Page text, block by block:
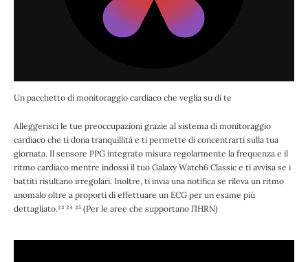
Un pacchetto di monitoraggio cardiaco che veglia su di te
Alleggerisci le tue preoccupazioni grazie al sistema di monitoraggio
cardiaco che ti dona tranquillità e ti permette di concentrarti sulla tua
giornata. Il sensore PPG integrato misura regolarmente la frequenza e il
ritmo cardiaco mentre indossi il tuo Galaxy Watch6 Classic e ti avvisa se i
battiti risultano irregolari. Inoltre, ti invia una notifica se rileva un ritmo
anomalo oltre a proporti di effettuare un ECG per un esame più
dettagliato.²³ ²⁴ ²⁵ (Per le aree che supportano l’IHRN)